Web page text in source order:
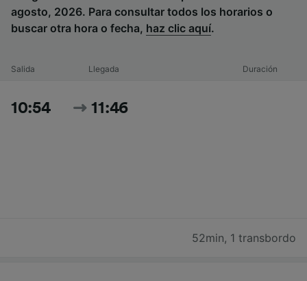
agosto, 2026. Para consultar todos los horarios o
buscar otra hora o fecha, haz clic aquí.
Salida Llegada Duración
10:54 11:46
52min, 1 transbordo